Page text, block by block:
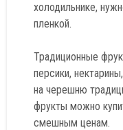
холодильнике,
пленкой.
Традиционные
персики,
на черешню
фрукты можно
смешным ценам.